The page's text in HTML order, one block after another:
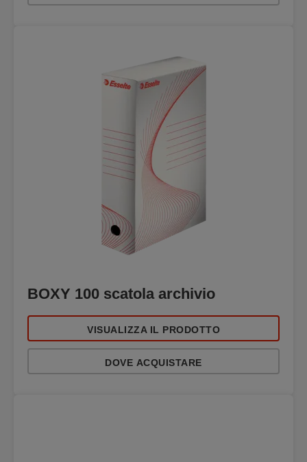
BOXY 100 scatola archivio
VISUALIZZA IL PRODOTTO
DOVE ACQUISTARE